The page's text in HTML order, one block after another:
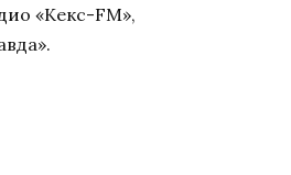
«Кекс-FM»,